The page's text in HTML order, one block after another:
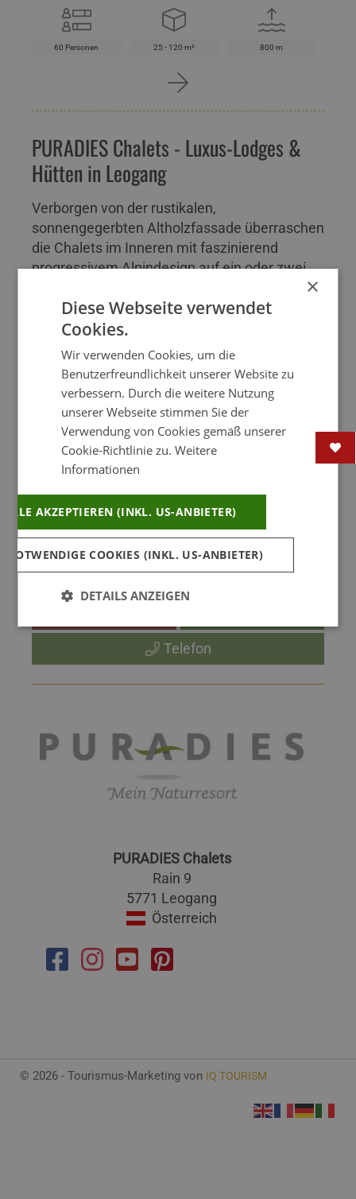
PURADIES Chalets
Rain 9
5771 Leogang
Österreich
60 Personen 25 - 120 m² 800 m
Hunde sind erlaubt Restaurant Raucherbereiche
1 m 1800 km
Halbpension Frühstück Selbstversorger
23 km 1.3 km
PURADIES Chalets - Luxus-Lodges &
Hütten in Leogang
Verborgen von der rustikalen,
sonnengegerbten Altholzfassade überraschen
die Chalets im Inneren mit faszinierend
progressivem Alpindesign auf ein oder zwei
Privat SPA. Das Chalet Ihrer Wahl steht
ausschließlich Ihnen zur Verfügung und bietet
Platz für bis zu 6WEITERLESEN....
Telefon
© 2026 - Tourismus-Marketing von IQ TOURISM
×
Diese Webseite verwendet
Cookies.
Wir verwenden Cookies, um die
Benutzerfreundlichkeit unserer Website zu
verbessern. Durch die weitere Nutzung
unserer Webseite stimmen Sie der
Verwendung von Cookies gemäß unserer
Cookie-Richtlinie zu.Weitere
Informationen
ALLE AKZEPTIEREN (INKL. US-ANBIETER)
NOTWENDIGE COOKIES (INKL. US-ANBIETER)
DETAILS ANZEIGEN